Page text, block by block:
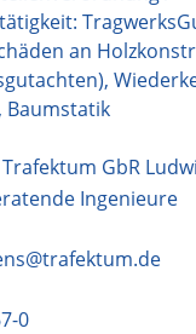
an
Baumstatik
GbR
Ingenieure
0